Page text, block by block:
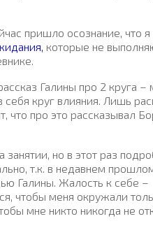
пришло осознание, что я
которые не
Галины про 2 круга –
круг влияния. Лишь
про это рассказывал
но в этот раз
т.к. в недавнем
Галины. Жалость к себе –
чтобы меня окружали
мне никто никогда не